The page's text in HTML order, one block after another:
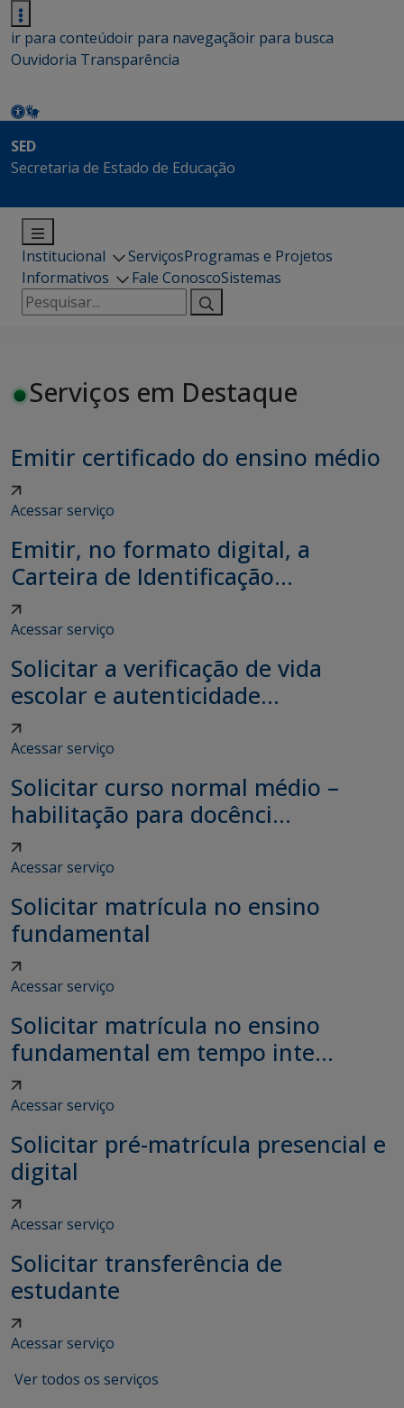
ir para conteúdoir para navegaçãoir para busca
Ouvidoria Transparência
SED
Secretaria de Estado de Educação
Institucional ServiçosProgramas e Projetos
Informativos
Fale ConoscoSistemas
Pesquisar
por:
Serviços em Destaque
Emitir certificado do ensino médio
Acessar serviço
Emitir, no formato digital, a
Carteira de Identificação...
Acessar serviço
Solicitar a verificação de vida
escolar e autenticidade...
Acessar serviço
Solicitar curso normal médio –
habilitação para docênci...
Acessar serviço
Solicitar matrícula no ensino
fundamental
Acessar serviço
Solicitar matrícula no ensino
fundamental em tempo inte...
Acessar serviço
Solicitar pré-matrícula presencial e
digital
Acessar serviço
Solicitar transferência de
estudante
Acessar serviço
Ver todos os serviços